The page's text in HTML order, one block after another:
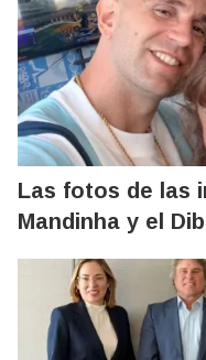
Las fotos de las
Mandinha y el